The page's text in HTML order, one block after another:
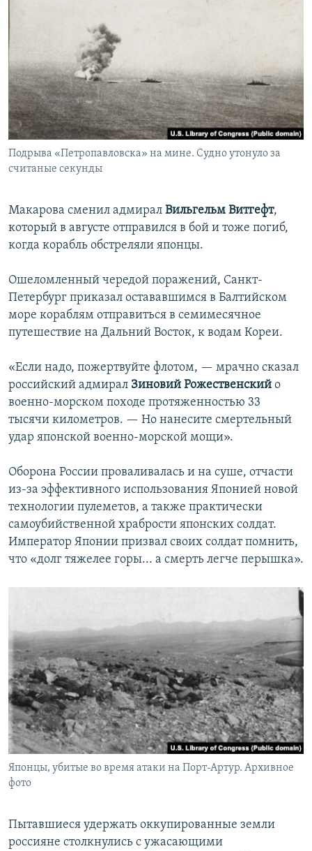
Подрыва «Петропавловска» на мине. Судно утонуло за
считаные секунды
Макарова сменил адмирал Вильгельм Витгефт,
который в августе отправился в бой и тоже погиб,
когда корабль обстреляли японцы.
Ошеломленный чередой поражений, Санкт-
Петербург приказал остававшимся в Балтийском
море кораблям отправиться в семимесячное
путешествие на Дальний Восток, к водам Кореи.
«Если надо, пожертвуйте флотом, — мрачно сказал
российский адмирал Зиновий Рожественский о
военно-морском походе протяженностью 33
тысячи километров. — Но нанесите смертельный
удар японской военно-морской мощи».
Оборона России проваливалась и на суше, отчасти
из-за эффективного использования Японией новой
технологии пулеметов, а также практически
самоубийственной храбрости японских солдат.
Император Японии призвал своих солдат помнить,
что «долг тяжелее горы... а смерть легче перышка».
Японцы, убитые во время атаки на Порт-Артур. Архивное
фото
Пытавшиеся удержать оккупированные земли
россияне столкнулись с ужасающими